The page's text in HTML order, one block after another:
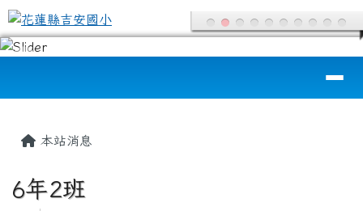
跳至主內容區
花蓮縣吉安國小
本站消息
6年2班